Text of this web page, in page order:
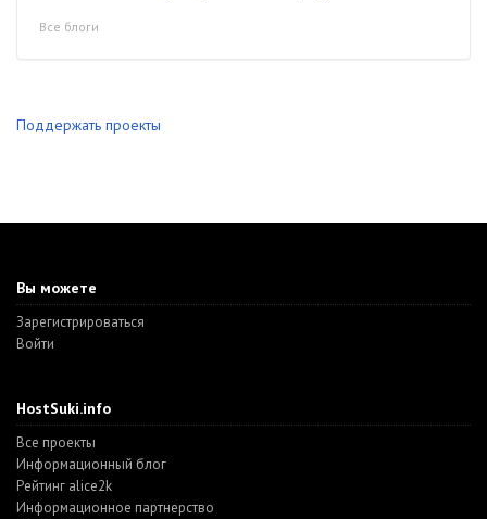
Все блоги
Поддержать проекты
Вы можете
Зарегистрироваться
Войти
HostSuki.info
Все проекты
Информационный блог
Рейтинг alice2k
Информационное партнерство